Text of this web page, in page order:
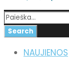
NAUJIENOS